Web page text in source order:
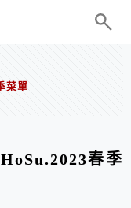
菜單
春季